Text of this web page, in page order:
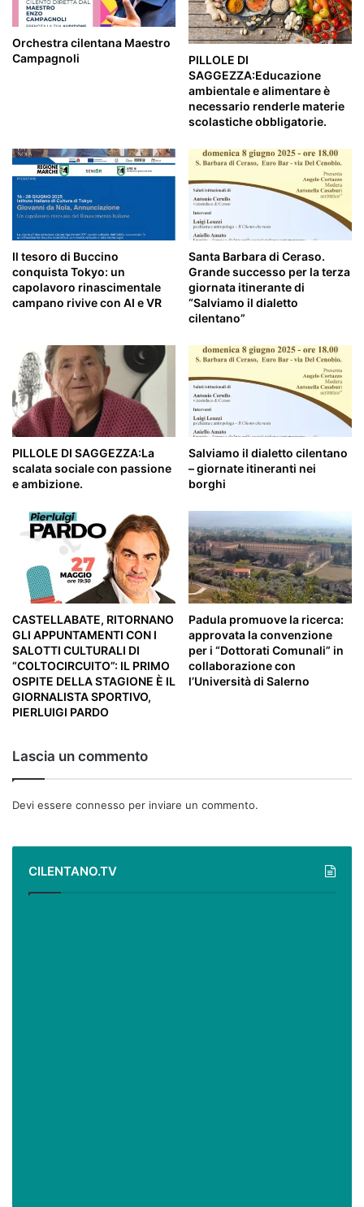
Orchestra cilentana Maestro
Campagnoli
PILLOLE DI
SAGGEZZA:Educazione
ambientale e alimentare è
necessario renderle materie
scolastiche obbligatorie.
Il tesoro di Buccino
conquista Tokyo: un
capolavoro rinascimentale
campano rivive con AI e VR
Santa Barbara di Ceraso.
Grande successo per la terza
giornata itinerante di
“Salviamo il dialetto
cilentano”
PILLOLE DI SAGGEZZA:La
scalata sociale con passione
e ambizione.
Salviamo il dialetto cilentano
– giornate itineranti nei
borghi
CASTELLABATE, RITORNANO
GLI APPUNTAMENTI CON I
SALOTTI CULTURALI DI
“COLTOCIRCUITO”: IL PRIMO
OSPITE DELLA STAGIONE È IL
GIORNALISTA SPORTIVO,
PIERLUIGI PARDO
Padula promuove la ricerca:
approvata la convenzione
per i “Dottorati Comunali” in
collaborazione con
l’Università di Salerno
Lascia un commento
Devi essere connesso per inviare un commento.
CILENTANO.TV